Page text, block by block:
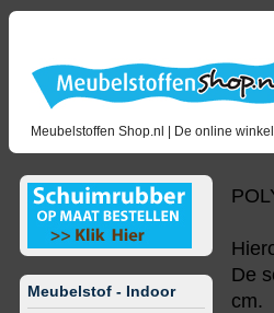
Meubelstoffen Shop.nl | De online
Meubelstof - Indoor
De
cm.